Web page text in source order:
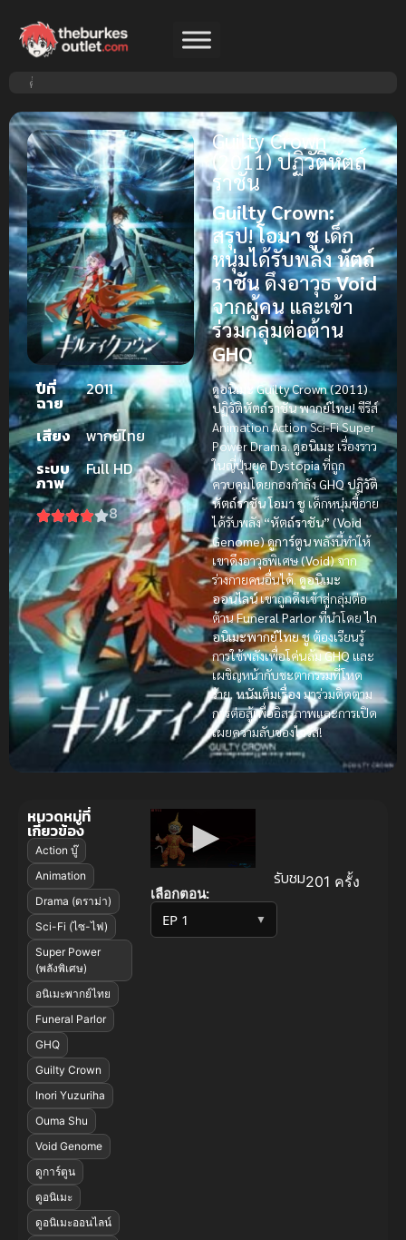
ปีที่
ฉาย
2011
เสียง
พากย์ไทย
ระบบ
ภาพ
Full HD
8
Guilty Crown
(2011) ปฏิวัติหัตถ์
ราชัน
Guilty Crown:
สรุป!โอมา ชูเด็ก
หนุ่มได้รับพลังหัตถ์
ราชัน ดึงอาวุธVoid
จากผู้คน และเข้า
ร่วมกลุ่มต่อต้าน
GHQ
ดูอนิเมะ Guilty Crown (2011)
ปฏิวัติหัตถ์ราชัน พากย์ไทย!ซีรีส์
Animation Action Sci-Fi Super
Power Drama.ดูอนิเมะเรื่องราว
ในญี่ปุ่นยุคDystopiaที่ถูก
ควบคุมโดยกองกำลังGHQปฏิวัติ
หัตถ์ราชันโอมา ชูเด็กหนุ่มขี้อาย
ได้รับพลัง“หัตถ์ราชัน” (Void
Genome)ดูการ์ตูนพลังนี้ทำให้
เขาดึงอาวุธพิเศษ(Void)จาก
ร่างกายคนอื่นได้.ดูอนิเมะ
ออนไลน์เขาถูกดึงเข้าสู่กลุ่มต่อ
ต้านFuneral Parlorที่นำโดยไก
อนิเมะพากย์ไทยชูต้องเรียนรู้
การใช้พลังเพื่อโค่นล้มGHQและ
เผชิญหน้ากับชะตากรรมที่โหด
ร้าย.หนังเต็มเรื่องมาร่วมติดตาม
การต่อสู้เพื่ออิสรภาพและการเปิด
เผยความลับของไวรัส!
เลือกตอน:
▼
รับชม201 ครั้ง
หมวดหมู่ที่
เกี่ยวข้อง
Action บู๊
Animation
Drama (ดราม่า)
Sci-Fi (ไซ-ไฟ)
Super Power
(พลังพิเศษ)
อนิเมะพากย์ไทย
Funeral Parlor
GHQ
Guilty Crown
Inori Yuzuriha
Ouma Shu
Void Genome
ดูการ์ตูน
ดูอนิเมะ
ดูอนิเมะออนไลน์